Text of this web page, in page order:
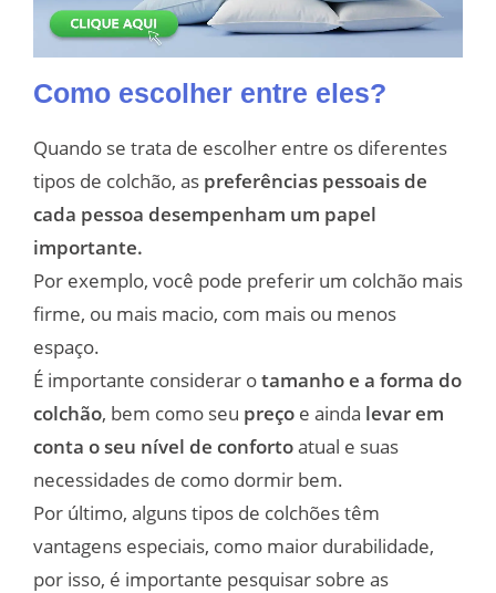
Como escolher entre eles?
Quando se trata de escolher entre os diferentes
tipos de colchão, as preferências pessoais de
cada pessoa desempenham um papel
importante.
Por exemplo, você pode preferir um colchão mais
firme, ou mais macio, com mais ou menos
espaço.
É importante considerar otamanho e a forma do
colchão, bem como seu preço e ainda levar em
conta o seu nível de confortoatual e suas
necessidades de como dormir bem.
Por último, alguns tipos de colchões têm
vantagens especiais, como maior durabilidade,
por isso, é importante pesquisar sobre as